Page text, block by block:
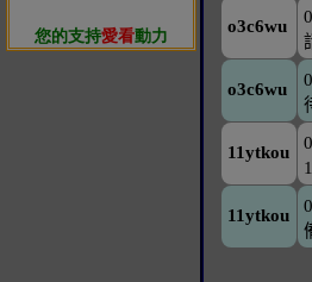
您的支持愛看動力